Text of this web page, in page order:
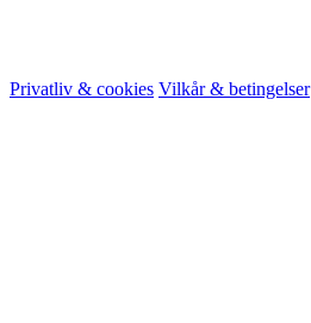
Privatliv & cookies Vilkår & betingelser